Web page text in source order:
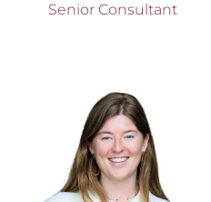
Senior Consultant